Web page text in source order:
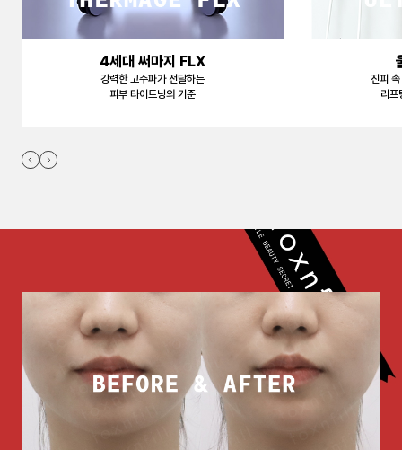
4세대 써마지 FLX
강력한 고주파가 전달하는
피부 타이트닝의 기준
진피
리프